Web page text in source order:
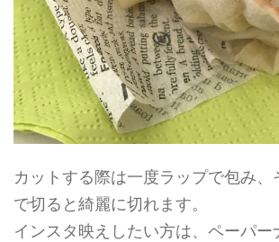
カットする際は一度ラップで包み
で切ると綺麗に切れます。
インスタ映えしたい方は、ペーパ